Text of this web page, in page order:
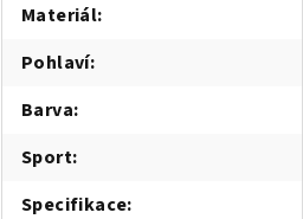
Materiál:
Pohlaví:
Barva:
Sport:
Specifikace: